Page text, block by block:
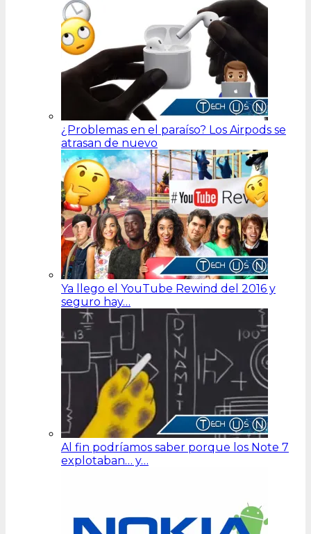
¿Problemas en el paraíso? Los Airpods se
atrasan de nuevo
Ya llego el YouTube Rewind del 2016 y
seguro hay…
Al fin podríamos saber porque los Note 7
explotaban… y…